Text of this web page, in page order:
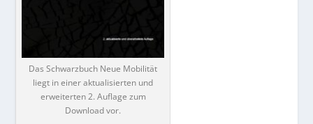
Das Schwarzbuch Neue Mobilität
liegt in einer aktualisierten und
erweiterten 2. Auflage zum
Download vor.